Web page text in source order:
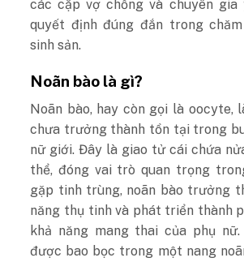
các cặp vợ chồng và chuyên
quyết định đúng đắn trong
sinh sản.
Noãn bào là gì?
Noãn bào, hay còn gọi là oocyte,
chưa trưởng thành tồn tại trong
nữ giới. Đây là giao tử cái chứa
thể, đóng vai trò quan trọng
gặp tinh trùng, noãn bào trưởng
năng thụ tinh và phát triển thành
khả năng mang thai của phụ
được bao bọc trong một nang